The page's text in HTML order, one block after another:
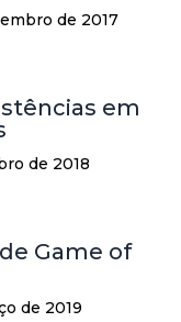
de 2017
em
de 2018
Game of
de 2019